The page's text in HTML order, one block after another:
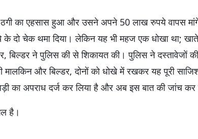
का एहसास हुआ और उसने अपने 50 लाख रुपये वापस
दो चेक थमा दिया। लेकिन यह भी महज एक धोखा था;
बिल्डर ने पुलिस की से शिकायत की। पुलिस ने दस्तावेजों
और बिल्डर, दोनों को धोखे में रखकर यह पूरी
का अपराध दर्ज कर लिया है और अब इस बात की जांच
है।